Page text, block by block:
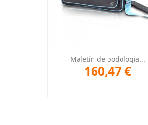
Maletín de podología...
160,47 €